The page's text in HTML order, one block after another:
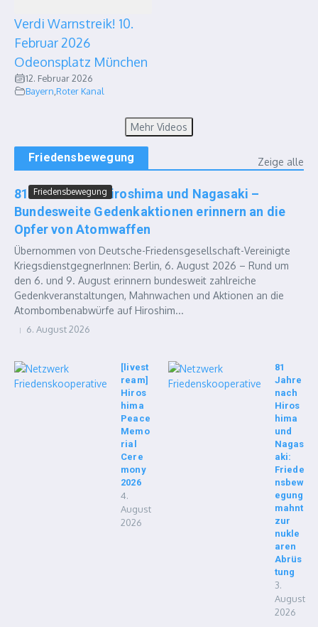
Verdi Warnstreik! 10.
Februar 2026
Odeonsplatz München
12. Februar 2026
Bayern,Roter Kanal
Mehr Videos
Friedensbewegung Zeige alle
Friedensbewegung
81 Jahre nach Hiroshima und Nagasaki –
Bundesweite Gedenkaktionen erinnern an die
Opfer von Atomwaffen
Übernommen von Deutsche-Friedensgesellschaft-Vereinigte
KriegsdienstgegnerInnen: Berlin, 6. August 2026 – Rund um
den 6. und 9. August erinnern bundesweit zahlreiche
Gedenkveranstaltungen, Mahnwachen und Aktionen an die
Atombombenabwürfe auf Hiroshim...
6. August 2026
[livest
ream]
Hiros
hima
Peace
Memo
rial
Cere
mony
2026
4.
August
2026
81
Jahre
nach
Hiros
hima
und
Nagas
aki:
Friede
nsbew
egung
mahnt
zur
nukle
aren
Abrüs
tung
3.
August
2026